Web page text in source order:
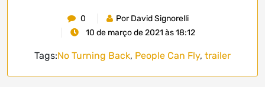
0
Por David Signorelli
10 de março de 2021 às 18:12
Tags:No Turning Back, People Can Fly, trailer